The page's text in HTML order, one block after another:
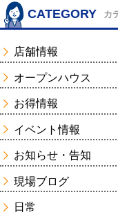
CATEGORY カ
店舗情報
オープンハウス
お得情報
イベント情報
お知らせ・告知
現場ブログ
日常